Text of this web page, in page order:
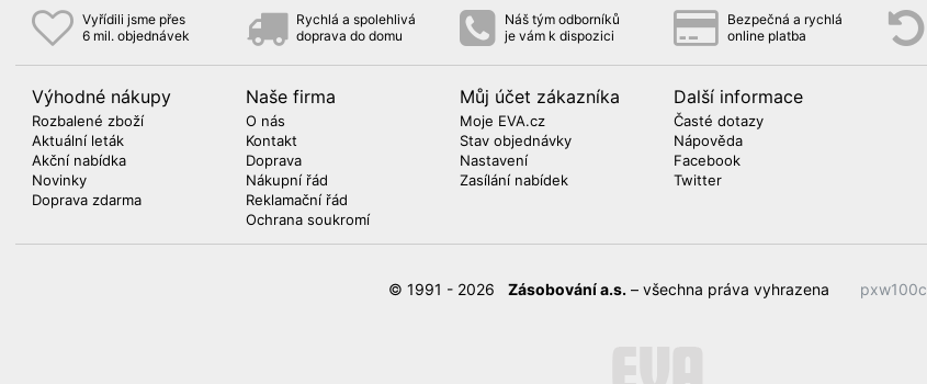
Vyřídili jsme přes
6 mil. objednávek
Rychlá a spolehlivá
doprava do domu
Náš tým odborníků
je vám k dispozici
Bezpečná a rychlá
online platba
Výhodné nákupy
Rozbalené zboží
Aktuální leták
Akční nabídka
Novinky
Doprava zdarma
Naše firma
O nás
Kontakt
Doprava
Nákupní řád
Reklamační řád
Ochrana soukromí
Můj účet zákazníka
Moje EVA.cz
Stav objednávky
Nastavení
Zasílání nabídek
Další informace
Časté dotazy
Nápověda
Facebook
Twitter
© 1991 - 2026 Zásobování a.s. – všechna práva vyhrazena pxw100c